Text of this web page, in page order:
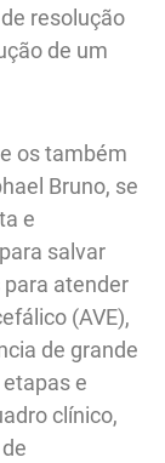
resolução
de um
os também
Bruno, se
e
salvar
atender
(AVE),
de grande
e
clínico,